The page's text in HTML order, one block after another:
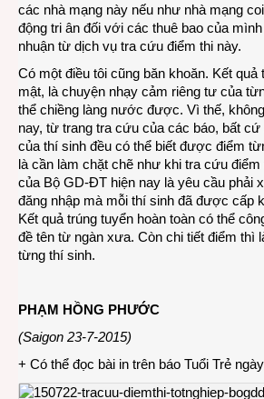
các nhà mạng này nếu như nhà mạng
động tri ân đối với các thuê bao của
nhuận từ dịch vụ tra cứu điểm thi này.
Có một điều tôi cũng băn khoăn. Kết quả
mật, là chuyện nhạy cảm riêng tư của
thể chiềng làng nước được. Vì thế,
nay, từ trang tra cứu của các báo, bất cứ
của thí sinh đều có thể biết được điểm
là cần làm chặt chẽ như khi tra cứu điểm
của Bộ GD-ĐT hiện nay là yêu cầu phải
đăng nhập mà mỗi thí sinh đã được cấp
Kết quả trúng tuyển hoàn toàn có thể
đề tên từ ngàn xưa. Còn chi tiết điểm thì
từng thí sinh.
PHẠM HỒNG PHƯỚC
(Saigon 23-7-2015)
+ Có thể đọc bài in trên báo Tuổi Trẻ